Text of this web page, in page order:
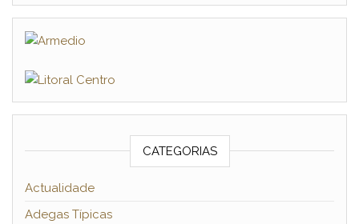
CATEGORIAS
Actualidade
Adegas Típicas